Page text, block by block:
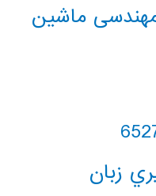
ماشین
زبان